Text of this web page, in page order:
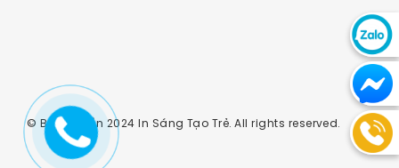
© Bản quyền 2024 In Sáng Tạo Trẻ. All rights reserved.
Chat
Zalo
Chat F
acebo
ok